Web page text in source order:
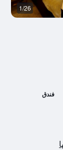
فندق
1/26